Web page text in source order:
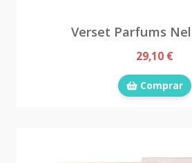
Verset Parfums
29,10 €
Comprar